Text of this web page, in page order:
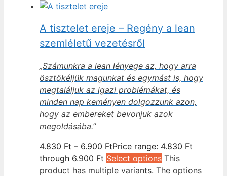
A tisztelet ereje – Regény a lean
szemléletű vezetésről
„Számunkra a lean lényege az, hogy arra
ösztökéljük magunkat és egymást is, hogy
megtaláljuk az igazi problémákat, és
minden nap keményen dolgozzunk azon,
hogy az embereket bevonjuk azok
megoldásába.”
4.830 Ft – 6.900 FtPrice range: 4.830 Ft
through 6.900 Ft Select options This
product has multiple variants. The options